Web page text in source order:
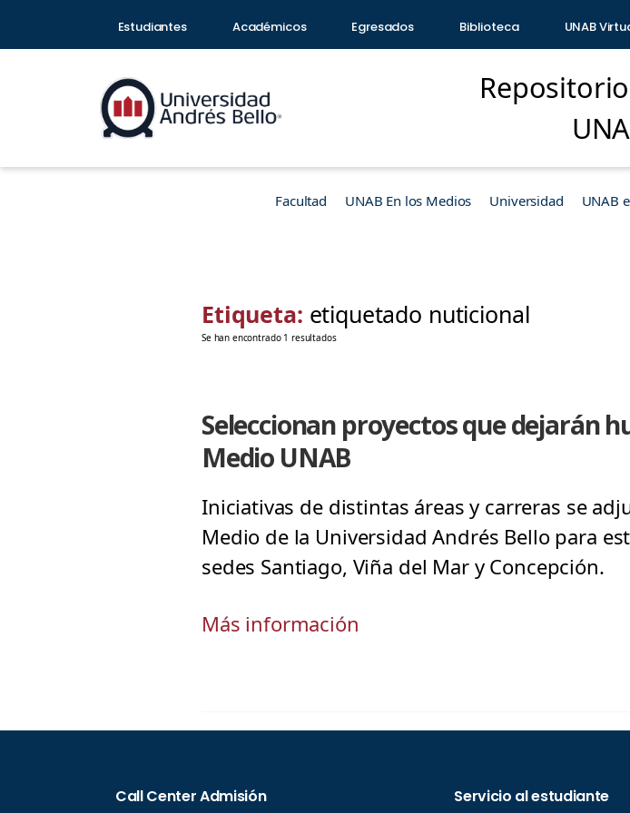
Estudiantes Académicos Egresados Biblioteca UNAB
Facultad UNAB En los Medios Universidad UNAB
Etiqueta: etiquetado nuticional
Se han encontrado 1 resultados
Seleccionan proyectos que dejarán
Medio UNAB
Iniciativas de distintas áreas y carreras se
Medio de la Universidad Andrés Bello para
sedes Santiago, Viña del Mar y Concepción.
Más información